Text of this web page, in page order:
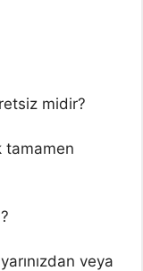
midir?
tamamen
veya